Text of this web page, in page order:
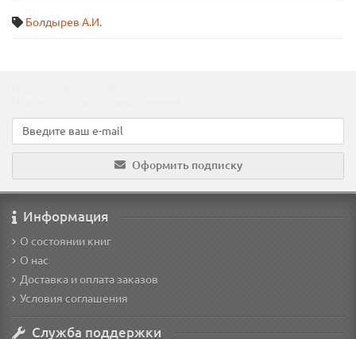
Болдырев А.И.
Оформить подписку
Информация
О состоянии книг
О нас
Доставка и оплата заказов
Условия соглашения
Служба поддержки